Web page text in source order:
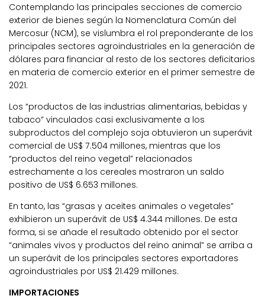
Contemplando las principales secciones de comercio
exterior de bienes según la Nomenclatura Común del
Mercosur (NCM), se vislumbra el rol preponderante de los
principales sectores agroindustriales en la generación de
dólares para financiar al resto de los sectores deficitarios
en materia de comercio exterior en el primer semestre de
2021.
Los “productos de las industrias alimentarias, bebidas y
tabaco” vinculados casi exclusivamente a los
subproductos del complejo soja obtuvieron un superávit
comercial de US$ 7.504 millones, mientras que los
“productos del reino vegetal” relacionados
estrechamente a los cereales mostraron un saldo
positivo de US$ 6.653 millones.
En tanto, las “grasas y aceites animales o vegetales”
exhibieron un superávit de US$ 4.344 millones. De esta
forma, si se añade el resultado obtenido por el sector
“animales vivos y productos del reino animal” se arriba a
un superávit de los principales sectores exportadores
agroindustriales por US$ 21.429 millones.
IMPORTACIONES